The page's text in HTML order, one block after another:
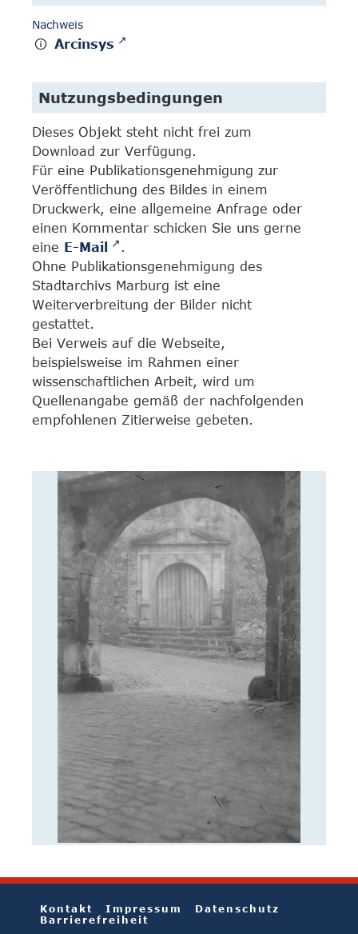
Nachweis
Arcinsys
Nutzungsbedingungen
Dieses Objekt steht nicht frei zum
Download zur Verfügung.
Für eine Publikationsgenehmigung zur
Veröffentlichung des Bildes in einem
Druckwerk, eine allgemeine Anfrage oder
einen Kommentar schicken Sie uns gerne
eine E-Mail
.
Ohne Publikationsgenehmigung des
Stadtarchivs Marburg ist eine
Weiterverbreitung der Bilder nicht
gestattet.
Bei Verweis auf die Webseite,
beispielsweise im Rahmen einer
wissenschaftlichen Arbeit, wird um
Quellenangabe gemäß der nachfolgenden
empfohlenen Zitierweise gebeten.
Kontakt Impressum
Datenschutz
Barrierefreiheit